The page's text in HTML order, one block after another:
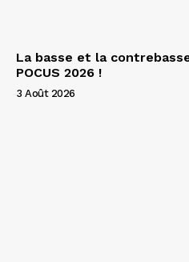
La basse et la
POCUS 2026 !
3 Août 2026